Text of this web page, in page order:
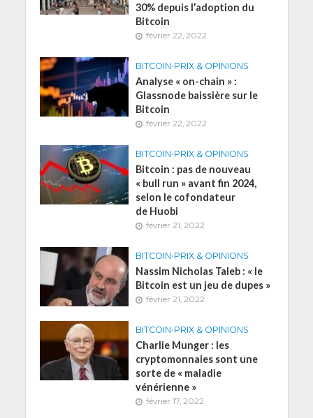
30% depuis l’adoption du
Bitcoin
février 22, 2022
BITCOIN•PRIX & OPINIONS
Analyse « on-chain » :
Glassnode baissière sur le
Bitcoin
février 22, 2022
BITCOIN•PRIX & OPINIONS
Bitcoin : pas de nouveau
« bull run » avant fin 2024,
selon le cofondateur
de Huobi
février 21, 2022
BITCOIN•PRIX & OPINIONS
Nassim Nicholas Taleb : « le
Bitcoin est un jeu de dupes »
février 21, 2022
BITCOIN•PRIX & OPINIONS
Charlie Munger : les
cryptomonnaies sont une
sorte de « maladie
vénérienne »
février 17, 2022